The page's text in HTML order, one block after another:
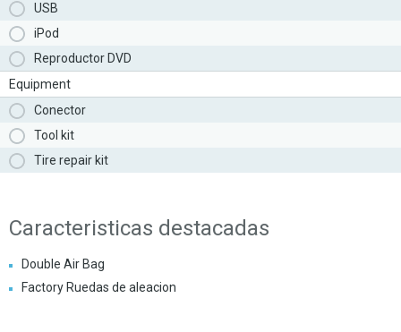
USB
iPod
Reproductor DVD
Equipment
Conector
Tool kit
Tire repair kit
Caracteristicas destacadas
Double Air Bag
Factory Ruedas de aleacion